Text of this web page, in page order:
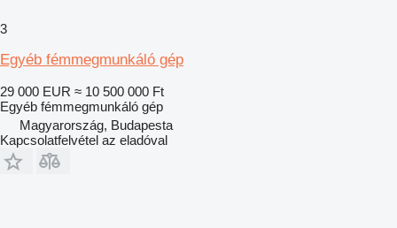
3
Egyéb fémmegmunkáló gép
29 000 EUR ≈ 10 500 000 Ft
Egyéb fémmegmunkáló gép
Magyarország, Budapesta
Kapcsolatfelvétel az eladóval